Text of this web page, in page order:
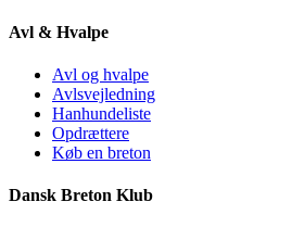
Avl & Hvalpe
Avl og hvalpe
Avlsvejledning
Hanhundeliste
Opdrættere
Køb en breton
Dansk Breton Klub